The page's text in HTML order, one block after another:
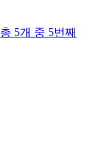
총 5개 중 5번째